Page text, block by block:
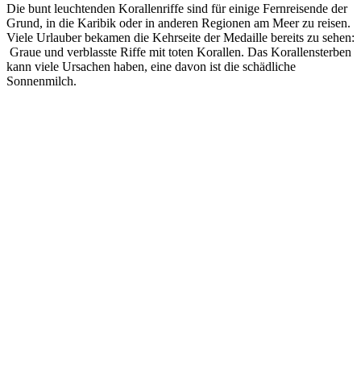
Die bunt leuchtenden Korallenriffe sind für einige Fernreisende der
Grund, in die Karibik oder in anderen Regionen am Meer zu reisen.
Viele Urlauber bekamen die Kehrseite der Medaille bereits zu sehen:
Graue und verblasste Riffe mit toten Korallen. Das Korallensterben
kann viele Ursachen haben, eine davon ist die schädliche
Sonnenmilch.